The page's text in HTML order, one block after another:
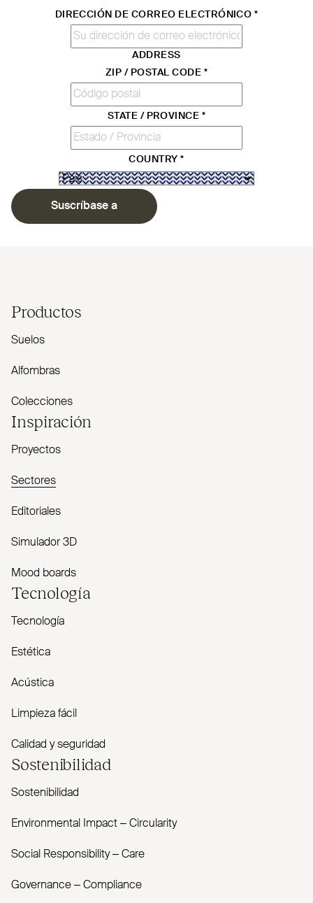
DIRECCIÓN DE CORREO ELECTRÓNICO *
ADDRESS
ZIP / POSTAL CODE *
STATE / PROVINCE *
COUNTRY*
Suscríbase a
Productos
Suelos
Alfombras
Colecciones
Inspiración
Proyectos
Sectores
Editoriales
Simulador 3D
Mood boards
Tecnología
Tecnología
Estética
Acústica
Limpieza fácil
Calidad y seguridad
Sostenibilidad
Sostenibilidad
Envi­ronmental Impact – Cir­cularity
Social Responsibility – Care
Governance – Com­pliance